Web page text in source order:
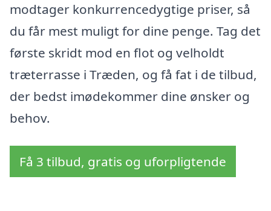
modtager konkurrencedygtige priser, så
du får mest muligt for dine penge. Tag det
første skridt mod en flot og velholdt
træterrasse i Træden, og få fat i de tilbud,
der bedst imødekommer dine ønsker og
behov.
Få 3 tilbud, gratis og uforpligtende